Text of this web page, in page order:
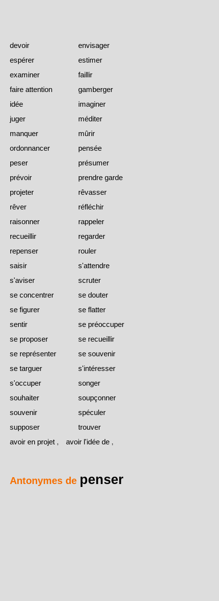
devoir
envisager
espérer
estimer
examiner
faillir
faire attention
gamberger
idée
imaginer
juger
méditer
manquer
mûrir
ordonnancer
pensée
peser
présumer
prévoir
prendre garde
projeter
rêvasser
rêver
réfléchir
raisonner
rappeler
recueillir
regarder
repenser
rouler
saisir
s'attendre
s'aviser
scruter
se concentrer
se douter
se figurer
se flatter
sentir
se préoccuper
se proposer
se recueillir
se représenter
se souvenir
se targuer
s'intéresser
s'occuper
songer
souhaiter
soupçonner
souvenir
spéculer
supposer
trouver
avoir en projet , avoir l'idée de ,
Antonymes de penser